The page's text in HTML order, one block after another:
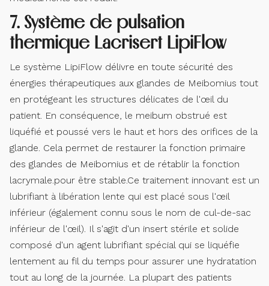
7. Système de pulsation
thermique Lacrisert LipiFlow
Le système LipiFlow délivre en toute sécurité des
énergies thérapeutiques aux glandes de Meibomius tout
en protégeant les structures délicates de l'œil du
patient. En conséquence, le meibum obstrué est
liquéfié et poussé vers le haut et hors des orifices de la
glande. Cela permet de restaurer la fonction primaire
des glandes de Meibomius et de rétablir la fonction
lacrymale.pour être stable.Ce traitement innovant est un
lubrifiant à libération lente qui est placé sous l'œil
inférieur (également connu sous le nom de cul-de-sac
inférieur de l'œil). Il s'agit d'un insert stérile et solide
composé d'un agent lubrifiant spécial qui se liquéfie
lentement au fil du temps pour assurer une hydratation
tout au long de la journée. La plupart des patients